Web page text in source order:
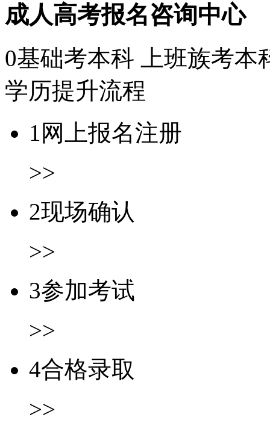
成人高考报名咨询中心
0基础考本科
上班族考本
学历提升流程
1 网上报名注册
>>
2现场确认
>>
3参加考试
>>
4合格录取
>>